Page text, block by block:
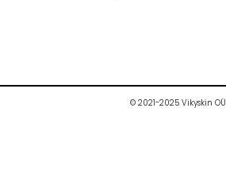
© 2021-2025 Vikyskin OÜ